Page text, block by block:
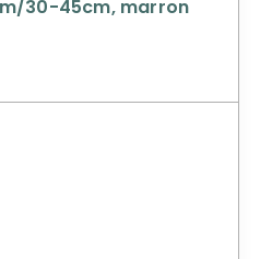
30-45cm, marron